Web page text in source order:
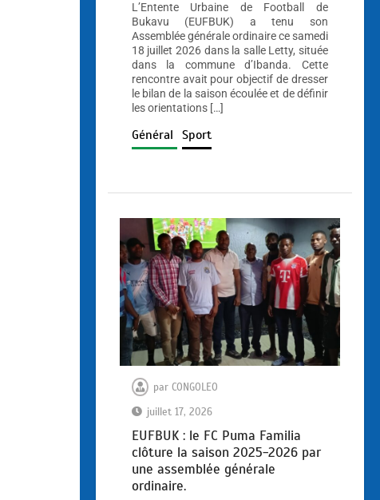
L’Entente Urbaine de Football de
Bukavu (EUFBUK) a tenu son
Assemblée générale ordinaire ce samedi
18 juillet 2026 dans la salle Letty, située
dans la commune d’Ibanda. Cette
rencontre avait pour objectif de dresser
le bilan de la saison écoulée et de définir
les orientations […]
Général Sport
par CONGOLEO
juillet 17, 2026
EUFBUK : le FC Puma Familia
clôture la saison 2025-2026 par
une assemblée générale
ordinaire.